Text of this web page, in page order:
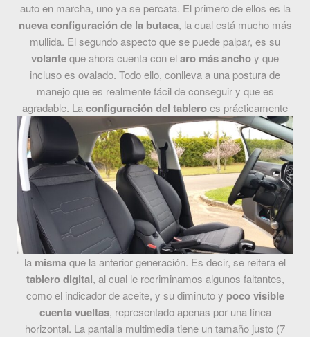
auto en marcha, uno ya se percata. El primero de ellos es la
nueva configuración de la butaca, la cual está mucho más
mullida. El segundo aspecto que se puede palpar, es su
volanteque ahora cuenta con elaro más anchoy que
incluso es ovalado. Todo ello, conlleva a una postura de
manejo que es realmente fácil de conseguir y que es
agradable. Laconfiguración del tableroes prácticamente
la mismaque la anterior generación. Es decir, se reitera el
tablero digital, al cual le recriminamos algunos faltantes,
como el indicador de aceite, y su diminuto y poco visible
cuenta vueltas, representado apenas por una línea
horizontal. La pantalla multimedia tiene un tamaño justo (7